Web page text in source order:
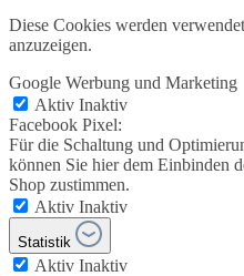
Diese Cookies werden
anzuzeigen.
Google Werbung und Marketing
Aktiv Inaktiv
Facebook Pixel:
Für die Schaltung und
können Sie hier dem Einbinden
Shop zustimmen.
Aktiv Inaktiv
Statistik
Aktiv Inaktiv